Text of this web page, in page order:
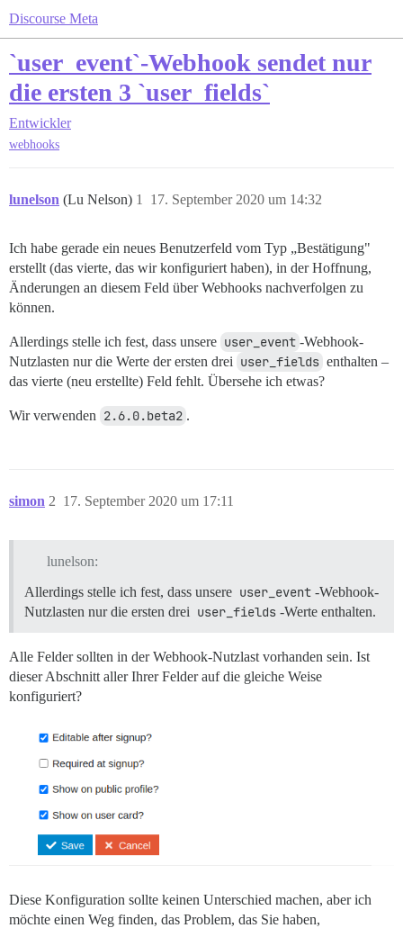
Discourse Meta
`user_event`-Webhook sendet nur
die ersten 3 `user_fields`
Entwickler
webhooks
lunelson (Lu Nelson) 17. September 2020 um 14:32
1
Ich habe gerade ein neues Benutzerfeld vom Typ „Bestätigung"
erstellt (das vierte, das wir konfiguriert haben), in der Hoffnung,
Änderungen an diesem Feld über Webhooks nachverfolgen zu
können.
Allerdings stelle ich fest, dass unsere user_event -Webhook-
Nutzlasten nur die Werte der ersten drei user_fields enthalten –
das vierte (neu erstellte) Feld fehlt. Übersehe ich etwas?
Wir verwenden 2.6.0.beta2 .
simon 17. September 2020 um 17:11
2
lunelson:
Allerdings stelle ich fest, dass unsere user_event -Webhook-
Nutzlasten nur die ersten drei user_fields -Werte enthalten.
Alle Felder sollten in der Webhook-Nutzlast vorhanden sein. Ist
dieser Abschnitt aller Ihrer Felder auf die gleiche Weise
konfiguriert?
Diese Konfiguration sollte keinen Unterschied machen, aber ich
möchte einen Weg finden, das Problem, das Sie haben,